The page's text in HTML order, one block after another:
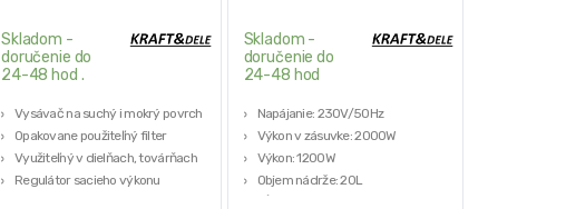
Skladom -
doručenie do
24-48 hod .
Vysávač na suchý i mokrý povrch
Opakovane použiteľný filter
Využiteľný v dielňach, továrňach
Regulátor sacieho výkonu
Skladom -
doručenie do
24-48 hod
Napájanie: 230V/50Hz
Výkon v zásuvke: 2000W
Výkon: 1200W
Objem nádrže: 20L